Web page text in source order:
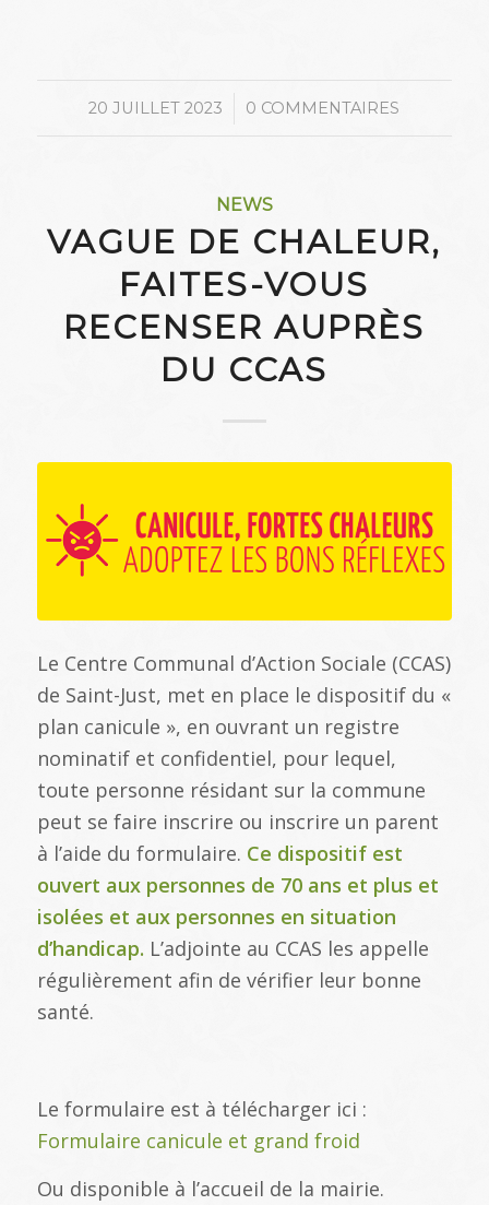
20 JUILLET 2023
/ 0 COMMENTAIRES
NEWS
VAGUE DE CHALEUR,
FAITES-VOUS
RECENSER AUPRÈS
DU CCAS
Le Centre Communal d’Action Sociale (CCAS)
de Saint-Just, met en place le dispositif du «
plan canicule », en ouvrant un registre
nominatif et confidentiel, pour lequel,
toute personne résidant sur la commune
peut se faire inscrire ou inscrire un parent
à l’aide du formulaire. Ce dispositif est
ouvert aux personnes de 70 ans et plus et
isolées et aux personnes en situation
d’handicap. L’adjointe au CCAS les appelle
régulièrement afin de vérifier leur bonne
santé.
Le formulaire est à télécharger ici :
Formulaire canicule et grand froid
Ou disponible à l’accueil de la mairie.